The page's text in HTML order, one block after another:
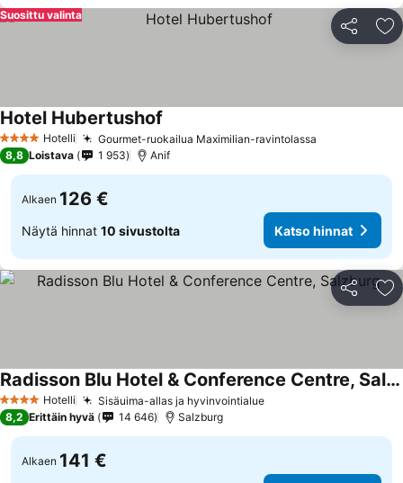
Jaa
Suosittu valinta
4 Tähtiluokitus
Hotelli Gourmet-ruokailua Maximilian-ravintolassa
Hotel Hubertushof
8,8 Loistava 1 953 Anif
Alkaen 126 €
Näytä hinnat 10 sivustolta Katso hinnat
Jaa
4 Tähtiluokitus
Hotelli Sisäuima-allas ja hyvinvointialue
Radisson Blu Hotel & Conference Centre, Salzburg
8,2 Erittäin hyvä 14 646 Salzburg
Alkaen 141 €